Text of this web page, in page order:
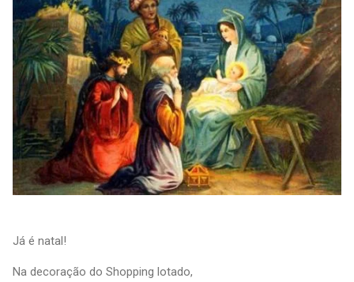
Já é natal!
Na decoração do Shopping lotado,